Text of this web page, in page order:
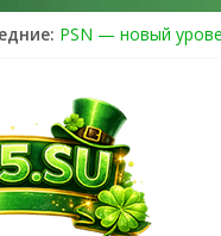
PSN — новый
Получайте особые
GTA 6